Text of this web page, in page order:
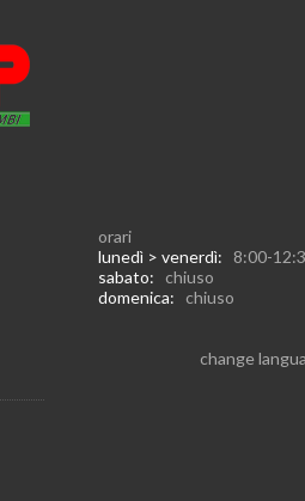
orari
lunedì > venerdì: 8:00-
sabato: chiuso
domenica: chiuso
change